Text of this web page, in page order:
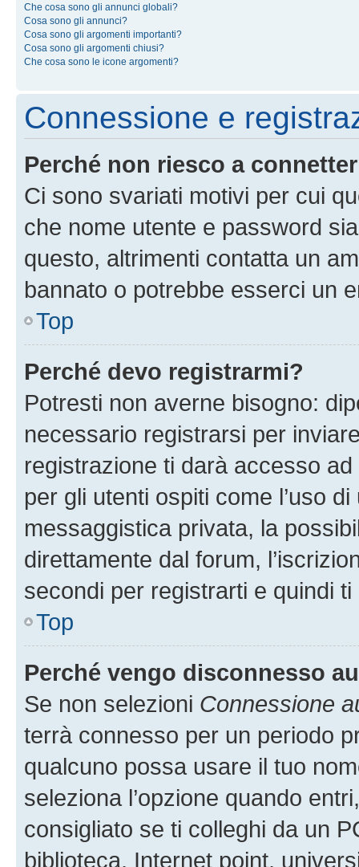
Che cosa sono gli annunci globali?
Cosa sono gli annunci?
Cosa sono gli argomenti importanti?
Cosa sono gli argomenti chiusi?
Che cosa sono le icone argomenti?
Connessione e
Perché non riesco a
Ci sono svariati motivi per cui
che nome utente e password
questo, altrimenti contatta un
bannato o potrebbe esserci un
Top
Perché devo registrarmi?
Potresti non averne bisogno:
necessario registrarsi per
registrazione ti darà accesso
per gli utenti ospiti come l’uso
messaggistica privata, la
direttamente dal forum,
secondi per registrarti e quindi
Top
Perché vengo disconnesso
Se non selezioni Connessione
terrà connesso per un periodo
qualcuno possa usare il tuo
seleziona l’opzione quando
consigliato se ti colleghi da un
biblioteca, Internet point,